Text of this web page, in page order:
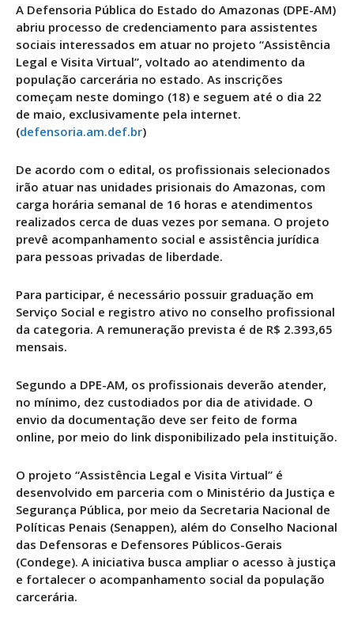
A Defensoria Pública do Estado do Amazonas (DPE-AM)
abriu processo de credenciamento para assistentes
sociais interessados em atuar no projeto “Assistência
Legal e Visita Virtual”, voltado ao atendimento da
população carcerária no estado. As inscrições
começam neste domingo (18) e seguem até o dia 22
de maio, exclusivamente pela internet.
(defensoria.am.def.br)
De acordo com o edital, os profissionais selecionados
irão atuar nas unidades prisionais do Amazonas, com
carga horária semanal de 16 horas e atendimentos
realizados cerca de duas vezes por semana. O projeto
prevê acompanhamento social e assistência jurídica
para pessoas privadas de liberdade.
Para participar, é necessário possuir graduação em
Serviço Social e registro ativo no conselho profissional
da categoria. A remuneração prevista é de R$ 2.393,65
mensais.
Segundo a DPE-AM, os profissionais deverão atender,
no mínimo, dez custodiados por dia de atividade. O
envio da documentação deve ser feito de forma
online, por meio do link disponibilizado pela instituição.
O projeto “Assistência Legal e Visita Virtual” é
desenvolvido em parceria com o Ministério da Justiça e
Segurança Pública, por meio da Secretaria Nacional de
Políticas Penais (Senappen), além do Conselho Nacional
das Defensoras e Defensores Públicos-Gerais
(Condege). A iniciativa busca ampliar o acesso à justiça
e fortalecer o acompanhamento social da população
carcerária.